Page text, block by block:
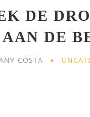
DE
DE
COSTA